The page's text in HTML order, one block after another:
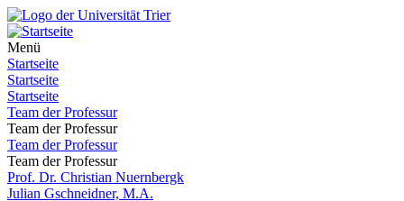
Menü
Startseite
Startseite
Startseite
Team der Professur
Team der Professur
Team der Professur
Team der Professur
Prof. Dr. Christian Nuernbergk
Julian Gschneidner, M.A.